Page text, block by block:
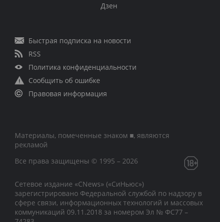
Дзен
Быстрая подписка на новости
RSS
Политика конфиденциальности
Сообщить об ошибке
Правовая информация
Материалы, помеченные знаком ■, являются
рекламой
Все права защищены © 1995 – 2026
Сетевое издание «CNews» («СиНьюс»)
зарегистрировано Федеральной службой по надзору в
сфере связи, информационных технологий и массовых
коммуникаций 09.11.2018 за номером Эл № ФС77 –